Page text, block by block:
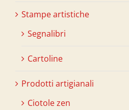
Stampe artistiche
Segnalibri
Cartoline
Prodotti artigianali
Ciotole zen